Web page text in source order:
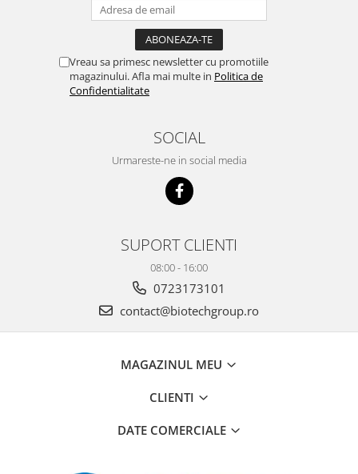
Vreau sa primesc newsletter cu promotiile
magazinului. Afla mai multe in Politica de
Confidentialitate
SOCIAL
Urmareste-ne in social media
SUPORT CLIENTI
08:00 - 16:00
0723173101
contact@biotechgroup.ro
MAGAZINUL MEU
CLIENTI
DATE COMERCIALE